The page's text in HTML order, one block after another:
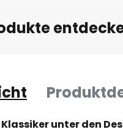
Klassiker unter den